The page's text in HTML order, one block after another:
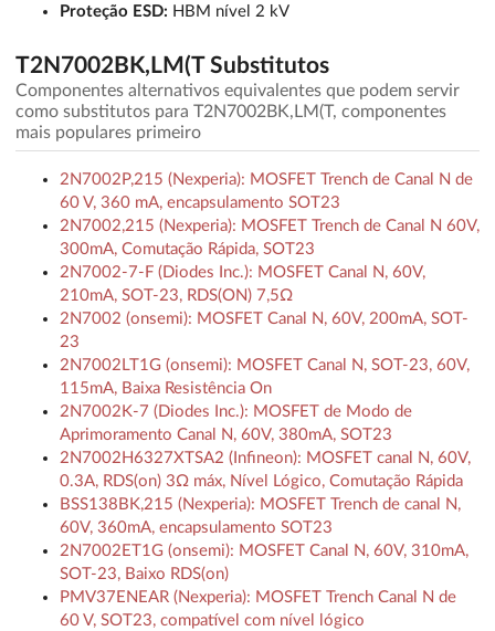
Proteção ESD: HBM nível 2 kV
T2N7002BK,LM(T Substitutos
Componentes alternativos equivalentes que podem servir
como substitutos para T2N7002BK,LM(T, componentes
mais populares primeiro
2N7002P,215 (Nexperia): MOSFET Trench de Canal N de
60 V, 360 mA, encapsulamento SOT23
2N7002,215 (Nexperia): MOSFET Trench de Canal N 60V,
300mA, Comutação Rápida, SOT23
2N7002-7-F (Diodes Inc.): MOSFET Canal N, 60V,
210mA, SOT-23, RDS(ON) 7,5Ω
2N7002 (onsemi): MOSFET Canal N, 60V, 200mA, SOT-
23
2N7002LT1G (onsemi): MOSFET Canal N, SOT-23, 60V,
115mA, Baixa Resistência On
2N7002K-7 (Diodes Inc.): MOSFET de Modo de
Aprimoramento Canal N, 60V, 380mA, SOT23
2N7002H6327XTSA2 (Infineon): MOSFET canal N, 60V,
0.3A, RDS(on) 3Ω máx, Nível Lógico, Comutação Rápida
BSS138BK,215 (Nexperia): MOSFET Trench de canal N,
60V, 360mA, encapsulamento SOT23
2N7002ET1G (onsemi): MOSFET Canal N, 60V, 310mA,
SOT-23, Baixo RDS(on)
PMV37ENEAR (Nexperia): MOSFET Trench Canal N de
60 V, SOT23, compatível com nível lógico